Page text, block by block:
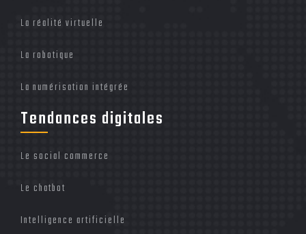
La réalité virtuelle
La robotique
La numérisation intégrée
Tendances digitales
Le social commerce
Le chatbot
Intelligence artificielle